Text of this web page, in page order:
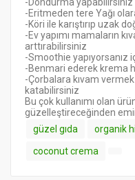
-Eritmeden tere Yağı
-Köri ile karıştırıp uzak
-Ev yapımı mamaların
arttırabilirsiniz
-Smoothie yapıyorsanız
-Benmari ederek krema
-Çorbalara kıvam
katabilirsiniz
Bu çok kullanımı olan
güzelleştireceğinden
güzel gıda
organik
coconut crema